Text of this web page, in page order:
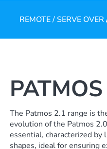
REMOTE/SERVE OVER
The Patmos 2.1 range is
evolution of the Patmos
essential, characterized by
shapes, ideal for ensuring